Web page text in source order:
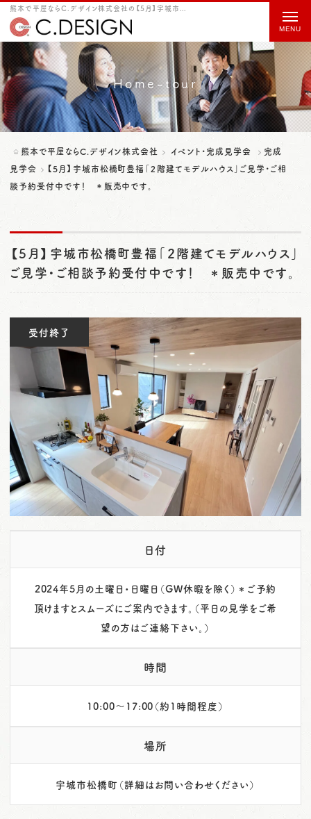
熊本で平屋ならC.デザイン株式会社の【5月】宇城市松橋町豊福「２階建てモデルハウス」ご見学・ご相談予約受付中です！ ＊販売中です。をご紹介
Home-tour
熊本で平屋ならC.デザイン株式会社 イベント・完成見学会
完成
見学会
【5月】宇城市松橋町豊福「２階建てモデルハウス」ご見学・ご相
談予約受付中です！ ＊販売中です。
【5月】宇城市松橋町豊福「２階建てモデルハウス」
ご見学・ご相談予約受付中です！ ＊販売中です。
受付終了
日付
2024年5月の土曜日・日曜日（GW休暇を除く）＊ご予約
頂けますとスムーズにご案内できます。（平日の見学をご希
望の方はご連絡下さい。）
時間
10:00～17:00（約1時間程度）
場所
宇城市松橋町（詳細はお問い合わせください）
t
o
g
g
l
e
g
a
t